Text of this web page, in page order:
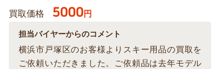
買取価格 5000円
担当バイヤーからのコメント
横浜市戸塚区のお客様よりスキー用品の買取を
ご依頼いただきました。ご依頼品は去年モデル